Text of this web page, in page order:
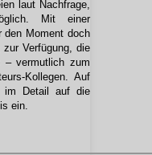
laut Nachfrage,
Mit einer
den Moment doch
Verfügung, die
– vermutlich zum
Kollegen. Auf
im Detail auf die
ein.